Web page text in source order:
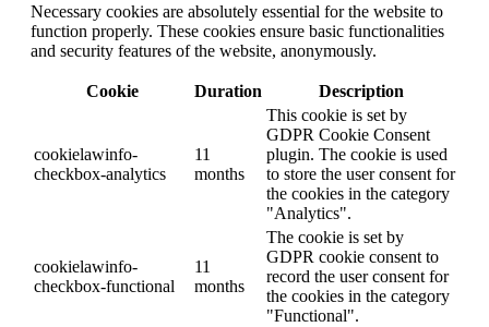
Necessary cookies are absolutely essential for the website to
function properly. These cookies ensure basic functionalities
and security features of the website, anonymously.
Cookie Duration Description
cookielawinfo-
checkbox-analytics
11
months
This cookie is set by
GDPR Cookie Consent
plugin. The cookie is used
to store the user consent for
the cookies in the category
"Analytics".
cookielawinfo-
checkbox-functional
11
months
The cookie is set by
GDPR cookie consent to
record the user consent for
the cookies in the category
"Functional".